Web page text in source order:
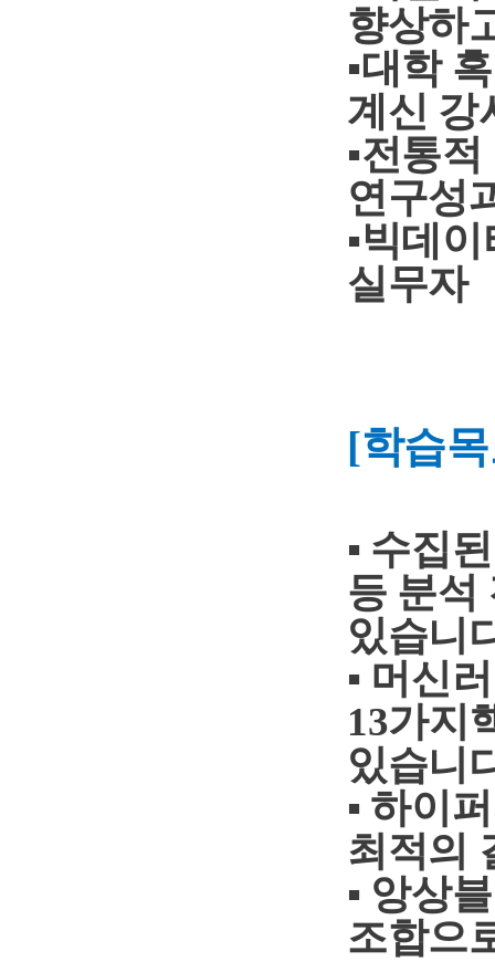
향상하
▪대학
계신 강
▪전통
연구성
▪빅데
실무자
[학습
▪ 수집
등 분석
있습니
▪ 머신
13가지
있습니
▪ 하이퍼
최적의
▪ 앙상
조합으